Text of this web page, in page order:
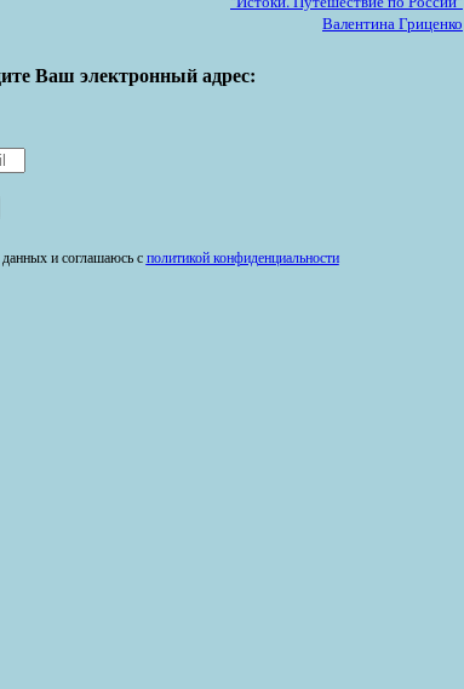
Валентина Гриценко
Ваш электронный адрес:
и соглашаюсь сполитикой конфиденциальности